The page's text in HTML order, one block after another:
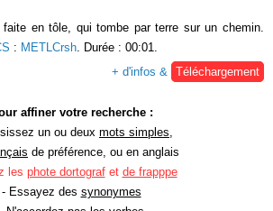
faite en tôle, qui tombe par terre sur un chemin.
: METLCrsh. Durée : 00:01.
+ d'infos & Téléchargement
affiner votre recherche :
un ou deux mots simples,
de préférence, ou en anglais
les phote dortografet de frapppe
- Essayez des synonymes